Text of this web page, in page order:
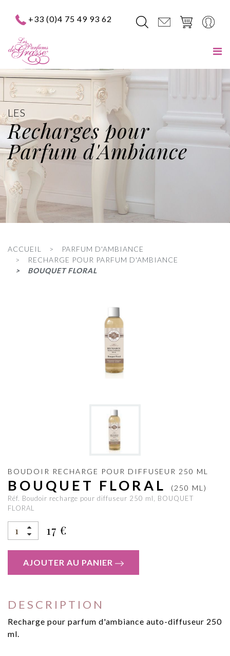
+33 (0)4 75 49 93 62
LES
Recharges pour
Parfum d'Ambiance
ACCUEIL
PARFUM D'AMBIANCE
RECHARGE POUR PARFUM D'AMBIANCE
BOUQUET FLORAL
BOUDOIR RECHARGE POUR DIFFUSEUR 250 ML
BOUQUET FLORAL (250 ML)
Réf. Boudoir recharge pour diffuseur 250 ml, BOUQUET
FLORAL
17 €
AJOUTER AU PANIER
DESCRIPTION
Recharge pour parfum d'ambiance auto-diffuseur 250
ml.